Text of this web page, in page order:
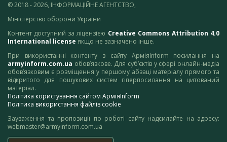
© 2018 - 2026, ІНФОРМАЦІЙНЕ АГЕНТСТВО,
Міністерство оборони України
Контент доступний за ліцензією Creative Commons Attribution 4.0
International license якщо не зазначено інше.
При використанні контенту з сайту АрміяInform посилання на
armyinform.com.ua обов’язкове. Для суб’єктів у сфері онлайн-медіа
обов’язковим є розміщення у першому абзаці матеріалу прямого та
відкритого для пошукових систем гіперпосилання на цитований
матеріал.
Політика користування сайтом АрміяInform
Політика використання файлів cookie
Зауваження та пропозиції по роботі сайту надсилайте на адресу:
webmaster@armyinform.com.ua